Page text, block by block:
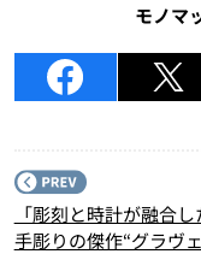
モノマ
「彫刻と時計が融合
手彫りの傑作“グラヴ